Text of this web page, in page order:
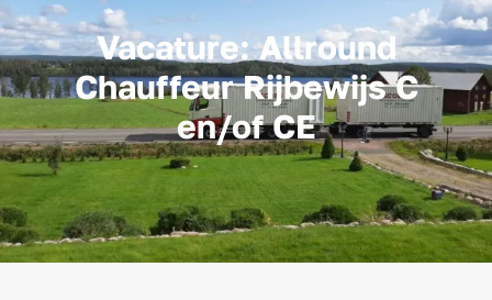
Vacature: Allround
Chauffeur Rijbewijs C
en/of CE